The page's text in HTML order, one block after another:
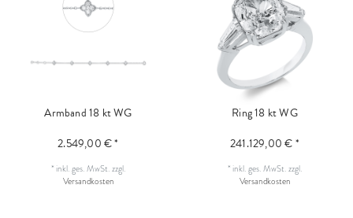
Armband 18 kt WG
2.549,00 € *
* inkl. ges. MwSt.zzgl.
Versandkosten
Ring 18 kt WG
241.129,00 € *
* inkl. ges. MwSt.zzgl.
Versandkosten